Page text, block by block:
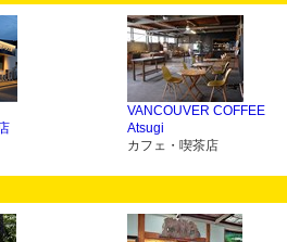
VANCOUVER COFFEE
Atsugi
カフェ・喫茶店